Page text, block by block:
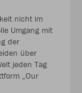
nicht im
Umgang mit
der
über
jeden Tag
„Our